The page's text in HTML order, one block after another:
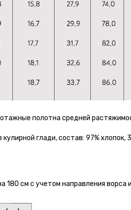
полотна средней
глади, состав: 97% хлопок,
180 см с учетом направления ворса